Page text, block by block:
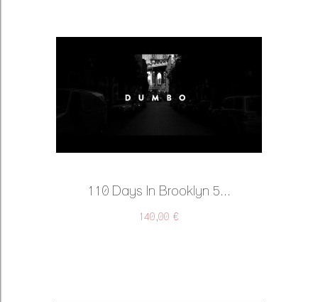
110 Days In Brooklyn 5...
140,00 €